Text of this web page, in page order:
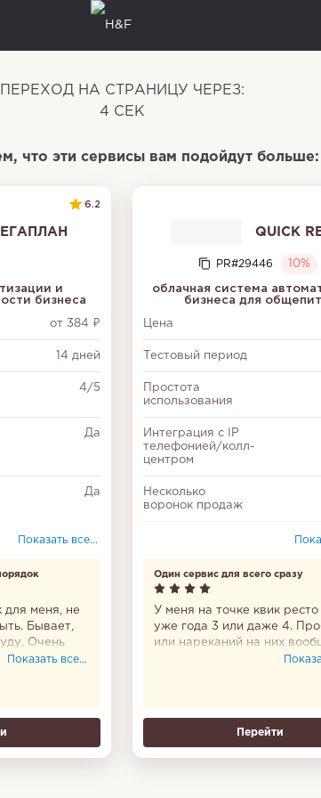
ПЕРЕХОД НА СТРАНИЦУ ЧЕРЕЗ:
4 СЕК
что эти сервисы вам подойдут больше:
6.2
и
бизнеса
от 384 ₽
14 дней
4/5
Да
Да
Показать все...
меня, не
Бывает,
Очень
ему на
Показать все...
QUICK
PR#29446 10%
облачная система
бизнеса для
Цена
Тестовый период
Простота
использования
Интеграция с IP
телефонией/колл-
центром
Несколько
воронок продаж
программ
Настройка
доступа
Отчеты
Один сервис для всего сразу
У меня на точке квик ресто
уже года 3 или даже 4.
или нареканий на них
никаких нет. Бронируем
Перейти